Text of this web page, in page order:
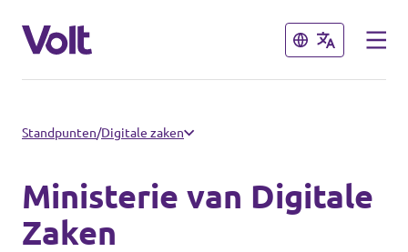
Sluiten
Afdelingen in de gemeenten
Volt Amsterdam
Volt Arnhem
Sluiten
Standpunten
Standpunten/Digitale zaken
Ministerie van Digitale
Zaken